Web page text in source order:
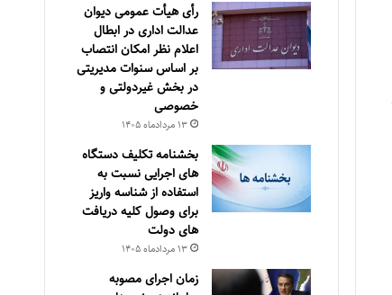
رأی هیأت عمومی دیوان
عدالت اداری در ابطال
اعلام نظر امکان انتصاب
بر اساس سنوات مدیریتی
در بخش غیردولتی و
خصوصی
۱۳ مرداد‌ماه ۱۴۰۵
بخشنامه تکلیف دستگاه
های اجرایی نسبت به
استفاده از شناسه واریز
برای وصول کلیه دریافت
های دولت
۱۳ مرداد‌ماه ۱۴۰۵
زمان اجرای مصوبه